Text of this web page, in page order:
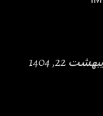
22, 1404